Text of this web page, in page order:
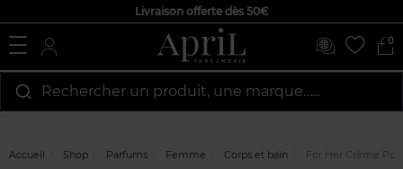
Livraison offerte dès 50€
0
Rechercher un produit, une marque…...
Accueil Shop Parfums Femme Corps et bain For Her Crème